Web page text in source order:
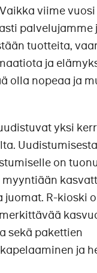
viime vuosi
palvelujamme
tuotteita,
ja
olla nopeaa ja
yksi
on
R-kioski
sekä pakettien
ja